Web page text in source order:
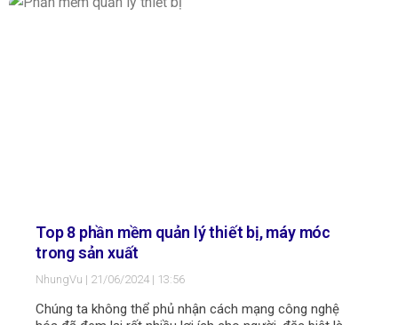
Top 8 phần mềm quản lý thiết bị, máy móc
trong sản xuất
NhungVu 21/06/2024 13:56
Chúng ta không thể phủ nhận cách mạng công nghệ